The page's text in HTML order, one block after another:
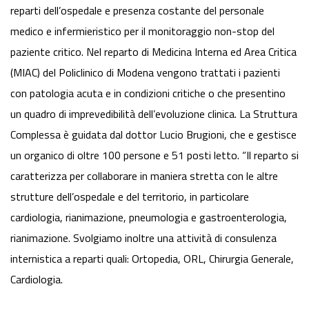
reparti dell’ospedale e presenza costante del personale
medico e infermieristico per il monitoraggio non-stop del
paziente critico. Nel reparto di Medicina Interna ed Area Critica
(MIAC) del Policlinico di Modena vengono trattati i pazienti
con patologia acuta e in condizioni critiche o che presentino
un quadro di imprevedibilità dell’evoluzione clinica. La Struttura
Complessa è guidata dal dottor Lucio Brugioni, che e gestisce
un organico di oltre 100 persone e 51 posti letto. “Il reparto si
caratterizza per collaborare in maniera stretta con le altre
strutture dell’ospedale e del territorio, in particolare
cardiologia, rianimazione, pneumologia e gastroenterologia,
rianimazione. Svolgiamo inoltre una attività di consulenza
internistica a reparti quali: Ortopedia, ORL, Chirurgia Generale,
Cardiologia.